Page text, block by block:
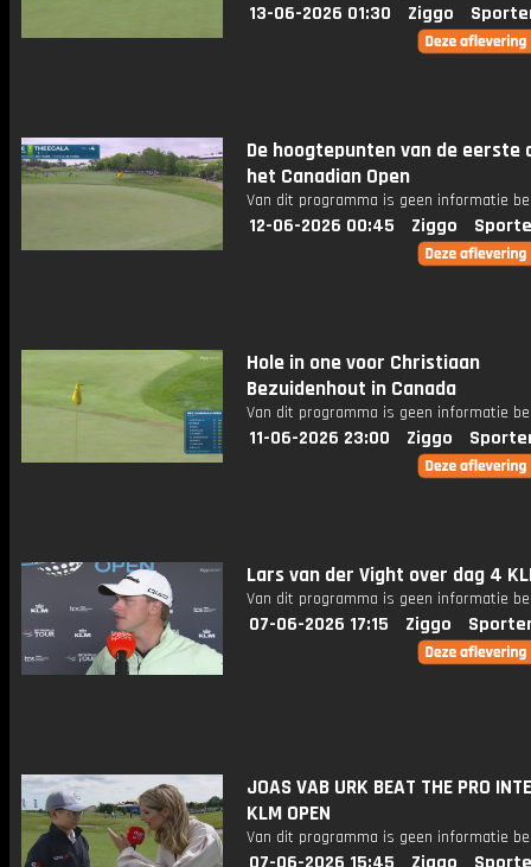
13-06-2026 01:30 Ziggo
De hoogtepunten van de eerste
het Canadian Open
Van dit programma is geen informatie
12-06-2026 00:45 Ziggo
Hole in one voor Christiaan
Bezuidenhout in Canada
Van dit programma is geen informatie
11-06-2026 23:00 Ziggo
Lars van der Vight over dag 4
Van dit programma is geen informatie
07-06-2026 17:15 Ziggo
JOAS VAB URK BEAT THE PRO
KLM OPEN
Van dit programma is geen informatie